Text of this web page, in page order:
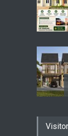
Visitor